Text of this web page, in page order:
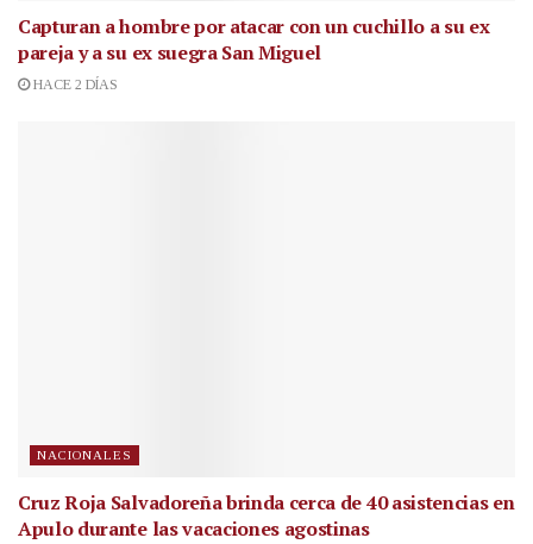
Capturan a hombre por atacar con un cuchillo a su ex
pareja y a su ex suegra San Miguel
HACE 2 DÍAS
NACIONALES
Cruz Roja Salvadoreña brinda cerca de 40 asistencias en
Apulo durante las vacaciones agostinas